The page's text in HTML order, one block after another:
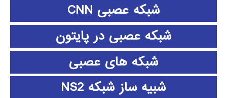
شبکه عصبی CNN
شبکه عصبی در پایتون
شبکه های عصبی
شبیه ساز شبکه NS2